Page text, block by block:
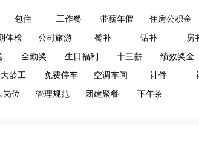
包住 工作餐 带薪年假 住房公积金
体检 公司旅游 餐补 话补 房
全勤奖 生日福利 十三薪 绩效奖金
大龄工 免费停车 空调车间 计件
岗位 管理规范 团建聚餐 下午茶